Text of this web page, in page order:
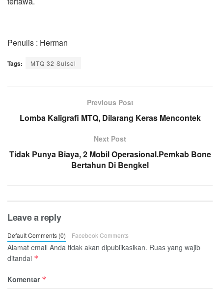
Penulis : Herman
Tags: MTQ 32 Sulsel
Previous Post
Lomba Kaligrafi MTQ, Dilarang Keras Mencontek
Next Post
Tidak Punya Biaya, 2 Mobil Operasional.Pemkab Bone
Bertahun Di Bengkel
Leave a reply
Default Comments (0) Facebook Comments
Alamat email Anda tidak akan dipublikasikan. Ruas yang wajib
ditandai *
Komentar *